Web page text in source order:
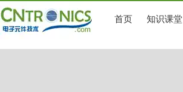
首页 知识课堂